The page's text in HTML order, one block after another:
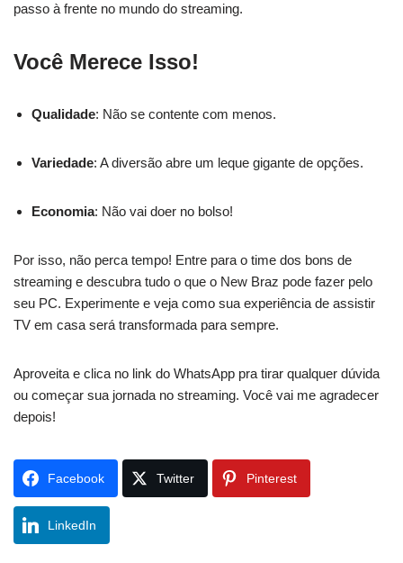
passo à frente no mundo do streaming.
Você Merece Isso!
Qualidade: Não se contente com menos.
Variedade: A diversão abre um leque gigante de opções.
Economia: Não vai doer no bolso!
Por isso, não perca tempo! Entre para o time dos bons de
streaming e descubra tudo o que o New Braz pode fazer pelo
seu PC. Experimente e veja como sua experiência de assistir
TV em casa será transformada para sempre.
Aproveita e clica no link do WhatsApp pra tirar qualquer dúvida
ou começar sua jornada no streaming. Você vai me agradecer
depois!
Facebook Twitter Pinterest
LinkedIn